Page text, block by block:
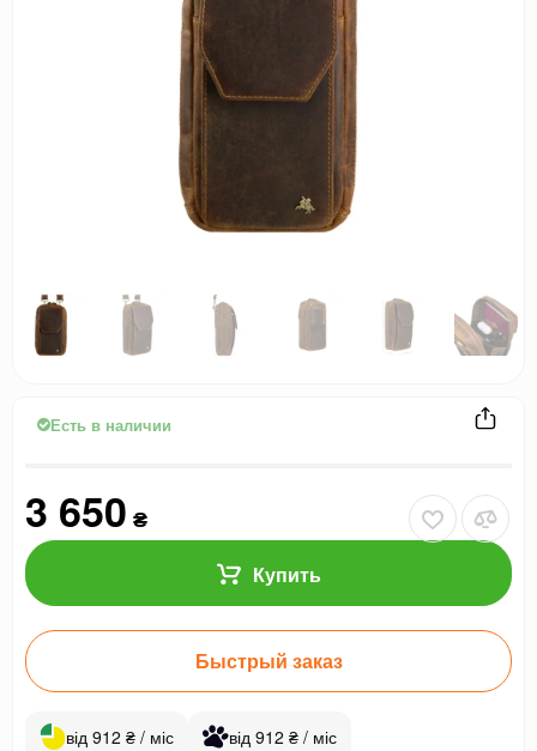
Есть в наличии
3 650 ₴
Купить
Быстрый заказ
від 912 ₴ / міс від 912 ₴ / міс